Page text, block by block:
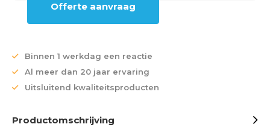
Offerte aanvraag
Binnen 1 werkdag een reactie
Al meer dan 20 jaar ervaring
Uitsluitend kwaliteitsproducten
Productomschrijving